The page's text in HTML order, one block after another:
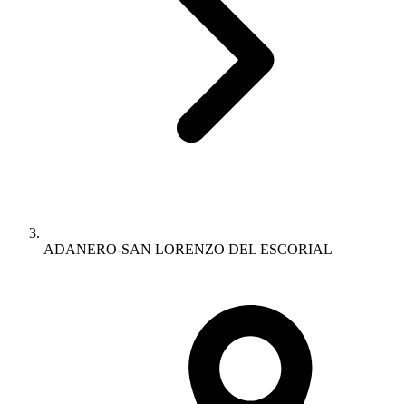
ADANERO-SAN LORENZO DEL ESCORIAL